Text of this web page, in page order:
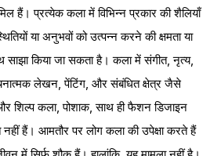
हैं। प्रत्येक कला में विभिन्न प्रकार की शैलियाँ
या अनुभवों को उत्पन्न करने की क्षमता या
साझा किया जा सकता है। कला में संगीत, नृत्य,
लेखन, पेंटिंग, और संबंधित क्षेत्र जैसे
शिल्प कला, पोशाक, साथ ही फैशन डिजाइन
नहीं हैं। आमतौर पर लोग कला की उपेक्षा करते हैं